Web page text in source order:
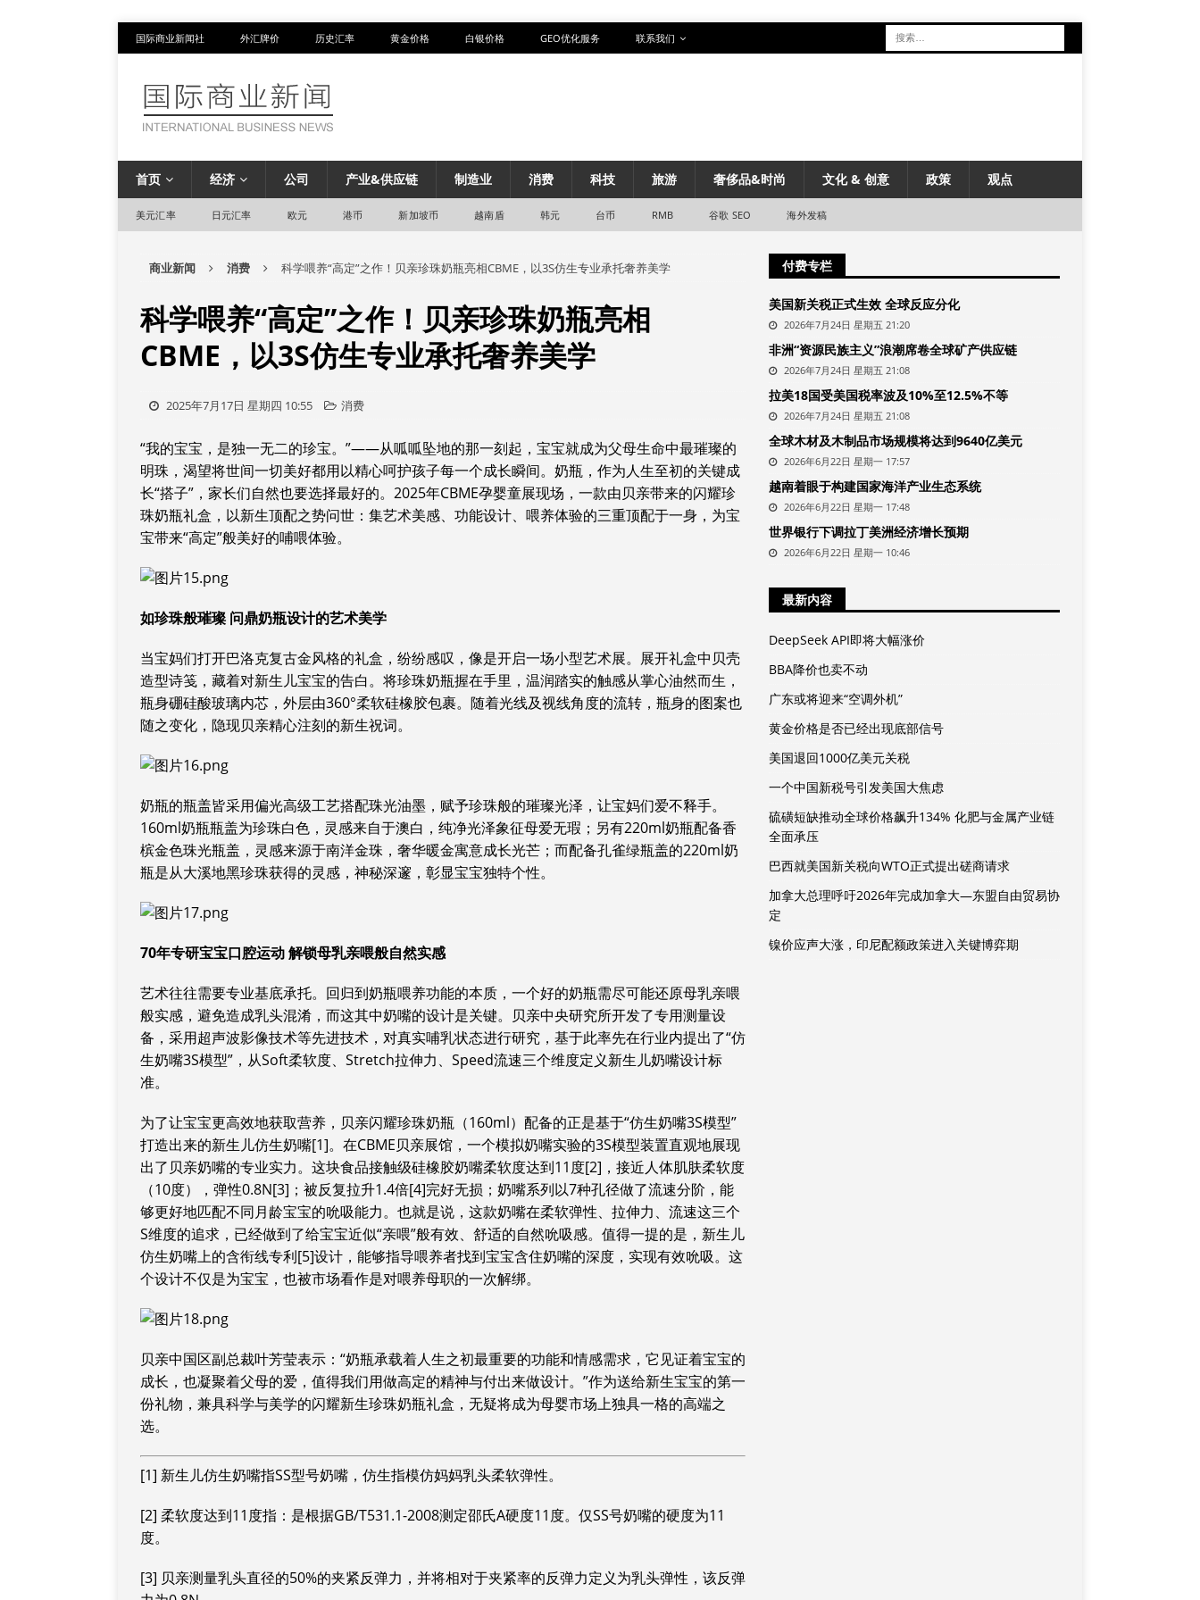
国际商业新闻社 外汇牌价 历史汇率 黄金价格 白银价格 GEO优化服务 联系我们
首页 经济 公司 产业&供应链 制造业 消费 科技 旅游 奢侈品&时尚 文化 & 创意 政策 观点
美元汇率 日元汇率 欧元 港币 新加坡币 越南盾 韩元 台币 RMB 谷歌 SEO 海外发稿
商业新闻 消费 科学喂养“高定”之作！贝亲珍珠奶瓶亮相CBME，以3S仿生专业承托奢养美学
科学喂养“高定”之作！贝亲珍珠奶瓶亮相
CBME，以3S仿生专业承托奢养美学
2025年7月17日 星期四 10:55 消费
“我的宝宝，是独一无二的珍宝。”——从呱呱坠地的那一刻起，宝宝就成为父母生命中最璀璨的
明珠，渴望将世间一切美好都用以精心呵护孩子每一个成长瞬间。奶瓶，作为人生至初的关键成
长“搭子”，家长们自然也要选择最好的。2025年CBME孕婴童展现场，一款由贝亲带来的闪耀珍
珠奶瓶礼盒，以新生顶配之势问世：集艺术美感、功能设计、喂养体验的三重顶配于一身，为宝
宝带来“高定”般美好的哺喂体验。
如珍珠般璀璨 问鼎奶瓶设计的艺术美学
当宝妈们打开巴洛克复古金风格的礼盒，纷纷感叹，像是开启一场小型艺术展。展开礼盒中贝壳
造型诗笺，藏着对新生儿宝宝的告白。将珍珠奶瓶握在手里，温润踏实的触感从掌心油然而生，
瓶身硼硅酸玻璃内芯，外层由360°柔软硅橡胶包裹。随着光线及视线角度的流转，瓶身的图案也
随之变化，隐现贝亲精心注刻的新生祝词。
奶瓶的瓶盖皆采用偏光高级工艺搭配珠光油墨，赋予珍珠般的璀璨光泽，让宝妈们爱不释手。
160ml奶瓶瓶盖为珍珠白色，灵感来自于澳白，纯净光泽象征母爱无瑕；另有220ml奶瓶配备香
槟金色珠光瓶盖，灵感来源于南洋金珠，奢华暖金寓意成长光芒；而配备孔雀绿瓶盖的220ml奶
瓶是从大溪地黑珍珠获得的灵感，神秘深邃，彰显宝宝独特个性。
70年专研宝宝口腔运动 解锁母乳亲喂般自然实感
艺术往往需要专业基底承托。回归到奶瓶喂养功能的本质，一个好的奶瓶需尽可能还原母乳亲喂
般实感，避免造成乳头混淆，而这其中奶嘴的设计是关键。贝亲中央研究所开发了专用测量设
备，采用超声波影像技术等先进技术，对真实哺乳状态进行研究，基于此率先在行业内提出了“仿
生奶嘴3S模型”，从Soft柔软度、Stretch拉伸力、Speed流速三个维度定义新生儿奶嘴设计标
准。
为了让宝宝更高效地获取营养，贝亲闪耀珍珠奶瓶（160ml）配备的正是基于“仿生奶嘴3S模型”
打造出来的新生儿仿生奶嘴[1]。在CBME贝亲展馆，一个模拟奶嘴实验的3S模型装置直观地展现
出了贝亲奶嘴的专业实力。这块食品接触级硅橡胶奶嘴柔软度达到11度[2]，接近人体肌肤柔软度
（10度），弹性0.8N[3]；被反复拉升1.4倍[4]完好无损；奶嘴系列以7种孔径做了流速分阶，能
够更好地匹配不同月龄宝宝的吮吸能力。也就是说，这款奶嘴在柔软弹性、拉伸力、流速这三个
S维度的追求，已经做到了给宝宝近似“亲喂”般有效、舒适的自然吮吸感。值得一提的是，新生儿
仿生奶嘴上的含衔线专利[5]设计，能够指导喂养者找到宝宝含住奶嘴的深度，实现有效吮吸。这
个设计不仅是为宝宝，也被市场看作是对喂养母职的一次解绑。
贝亲中国区副总裁叶芳莹表示：“奶瓶承载着人生之初最重要的功能和情感需求，它见证着宝宝的
成长，也凝聚着父母的爱，值得我们用做高定的精神与付出来做设计。”作为送给新生宝宝的第一
份礼物，兼具科学与美学的闪耀新生珍珠奶瓶礼盒，无疑将成为母婴市场上独具一格的高端之
选。
[1] 新生儿仿生奶嘴指SS型号奶嘴，仿生指模仿妈妈乳头柔软弹性。
[2] 柔软度达到11度指：是根据GB/T531.1-2008测定邵氏A硬度11度。仅SS号奶嘴的硬度为11
度。
[3] 贝亲测量乳头直径的50%的夹紧反弹力，并将相对于夹紧率的反弹力定义为乳头弹性，该反弹
付费专栏
美国新关税正式生效 全球反应分化
2026年7月24日 星期五 21:20
非洲“资源民族主义”浪潮席卷全球矿产供应链
2026年7月24日 星期五 21:08
拉美18国受美国税率波及10%至12.5%不等
2026年7月24日 星期五 21:08
全球木材及木制品市场规模将达到9640亿美元
2026年6月22日 星期一 17:57
越南着眼于构建国家海洋产业生态系统
2026年6月22日 星期一 17:48
世界银行下调拉丁美洲经济增长预期
2026年6月22日 星期一 10:46
最新内容
DeepSeek API即将大幅涨价
BBA降价也卖不动
广东或将迎来“空调外机”
黄金价格是否已经出现底部信号
美国退回1000亿美元关税
一个中国新税号引发美国大焦虑
硫磺短缺推动全球价格飙升134% 化肥与金属产业链
全面承压
巴西就美国新关税向WTO正式提出磋商请求
加拿大总理呼吁2026年完成加拿大—东盟自由贸易协
定
镍价应声大涨，印尼配额政策进入关键博弈期